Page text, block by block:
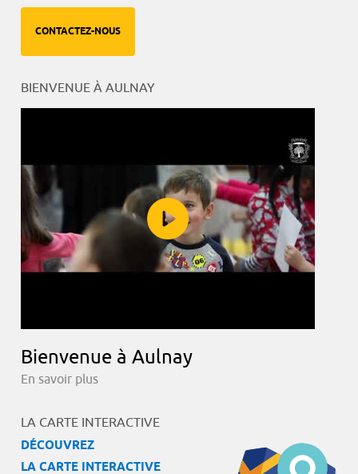
CONTACTEZ-NOUS
BIENVENUE À AULNAY
Bienvenue à Aulnay
En savoir plus
LA CARTE INTERACTIVE
DÉCOUVREZ
LA CARTE INTERACTIVE